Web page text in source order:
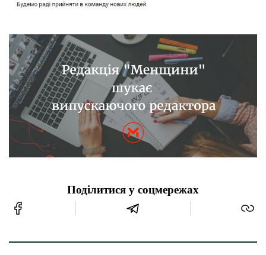
Поділитися у соцмережах